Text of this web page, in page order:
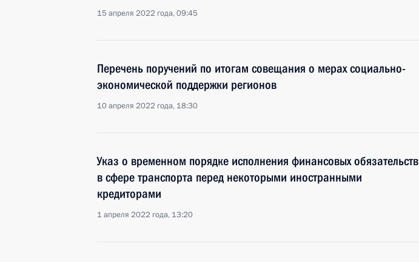
15 апреля 2022 года, 09:45
Перечень поручений по итогам совещания о мерах социально-
экономической поддержки регионов
10 апреля 2022 года, 18:30
Указ о временном порядке исполнения финансовых обязательств
в сфере транспорта перед некоторыми иностранными
кредиторами
1 апреля 2022 года, 13:20